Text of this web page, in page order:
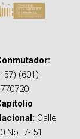
(601)
Calle
No. 7- 51